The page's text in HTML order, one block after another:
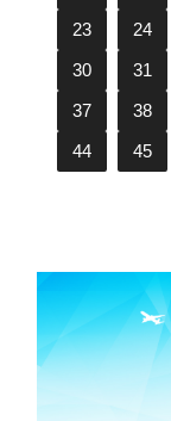
23
24
30
31
37
38
44
45